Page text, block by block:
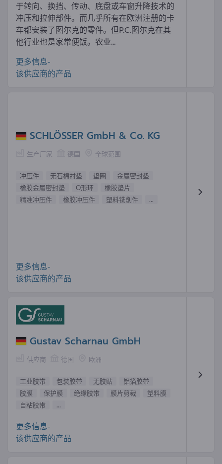
于转向、换挡、传动、底盘或车窗升降技术的
冲压和拉伸部件。而几乎所有在欧洲注册的卡
车都安装了图尔克的零件。但P.C.图尔克在其
他行业也是家常便饭。农业...
更多信息-
该供应商的产品
SCHLÖSSER GmbH & Co. KG
生产厂家 德国 全球范围
冲压件 无石棉衬垫 垫圈
金属密封垫
橡胶金属密封垫
O形环
橡胶垫片
精准冲压件
橡胶冲压件 塑料铣削件 ...
更多信息-
该供应商的产品
Gustav Scharnau GmbH
供应商 德国 欧洲
工业胶带 包装胶带 无胶贴
铝箔胶带
胶膜
保护膜 绝缘胶带 膜片剪裁
塑料膜
自粘胶带
...
更多信息-
该供应商的产品